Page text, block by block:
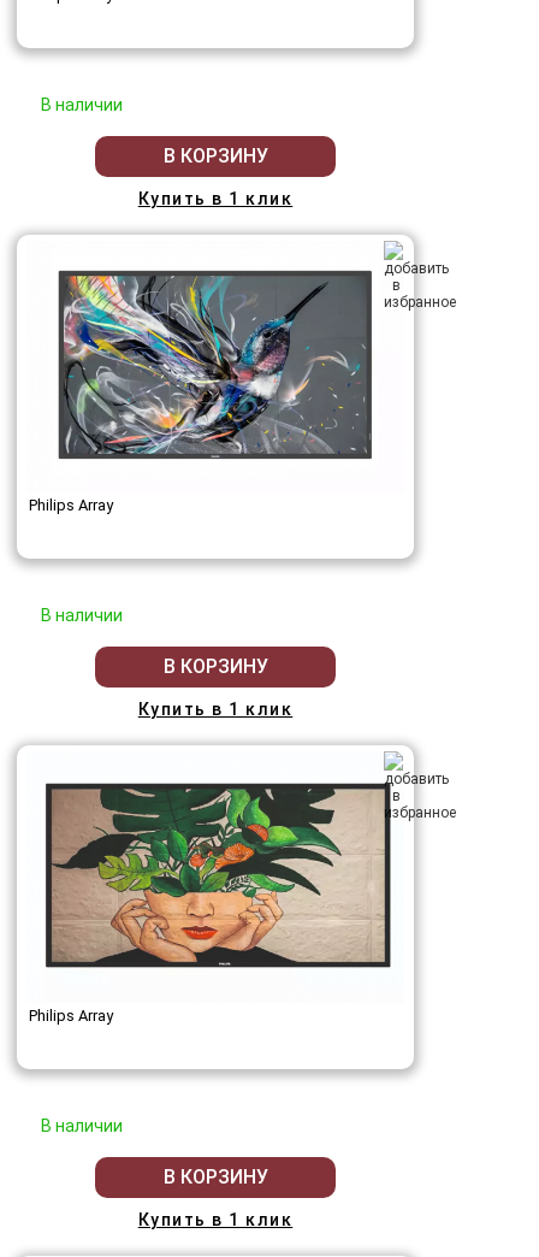
В наличии
В КОРЗИНУ
Купить в 1 клик
Philips Array
В наличии
В КОРЗИНУ
Купить в 1 клик
Philips Array
В наличии
В КОРЗИНУ
Купить в 1 клик